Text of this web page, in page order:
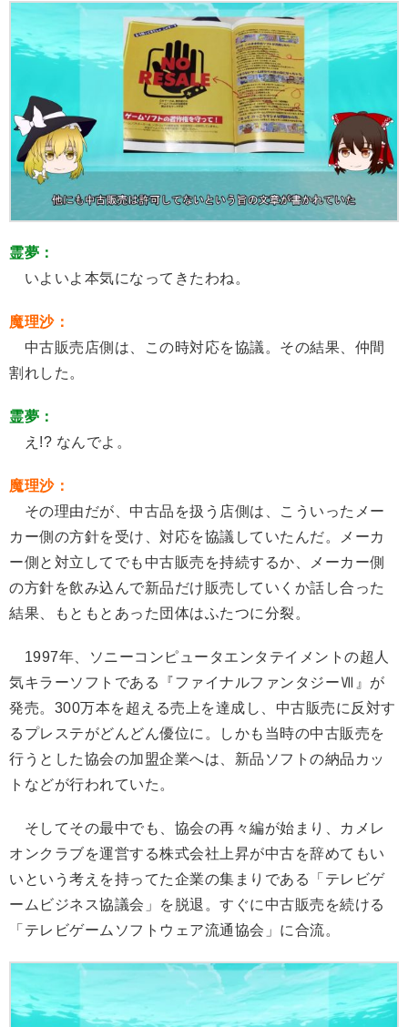
霊夢：
いよいよ本気になってきたわね。
魔理沙：
中古販売店側は、この時対応を協議。その結果、仲間
割れした。
霊夢：
え!? なんでよ。
魔理沙：
その理由だが、中古品を扱う店側は、こういったメー
カー側の方針を受け、対応を協議していたんだ。メーカ
ー側と対立してでも中古販売を持続するか、メーカー側
の方針を飲み込んで新品だけ販売していくか話し合った
結果、もともとあった団体はふたつに分裂。
1997年、ソニーコンピュータエンタテイメントの超人
気キラーソフトである『ファイナルファンタジーⅦ』が
発売。300万本を超える売上を達成し、中古販売に反対す
るプレステがどんどん優位に。しかも当時の中古販売を
行うとした協会の加盟企業へは、新品ソフトの納品カッ
トなどが行われていた。
そしてその最中でも、協会の再々編が始まり、カメレ
オンクラブを運営する株式会社上昇が中古を辞めてもい
いという考えを持ってた企業の集まりである「テレビゲ
ームビジネス協議会」を脱退。すぐに中古販売を続ける
「テレビゲームソフトウェア流通協会」に合流。